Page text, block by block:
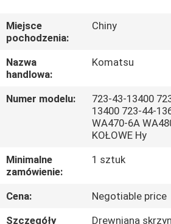
NAS
WYCIECZKA
PO
FABRYCE
JAKOŚCI
SKONTAKTUJ
SIĘ
Miejsce
pochodzenia:
Chiny
Nazwa
handlowa:
Komatsu
Numer modelu:
723-43-13400
13400 723-44-
WA470-6A
KOŁOWE Hy
Minimalne
zamówienie:
1 sztuk
Cena:
Negotiable price
Szczegóły
Drewniana